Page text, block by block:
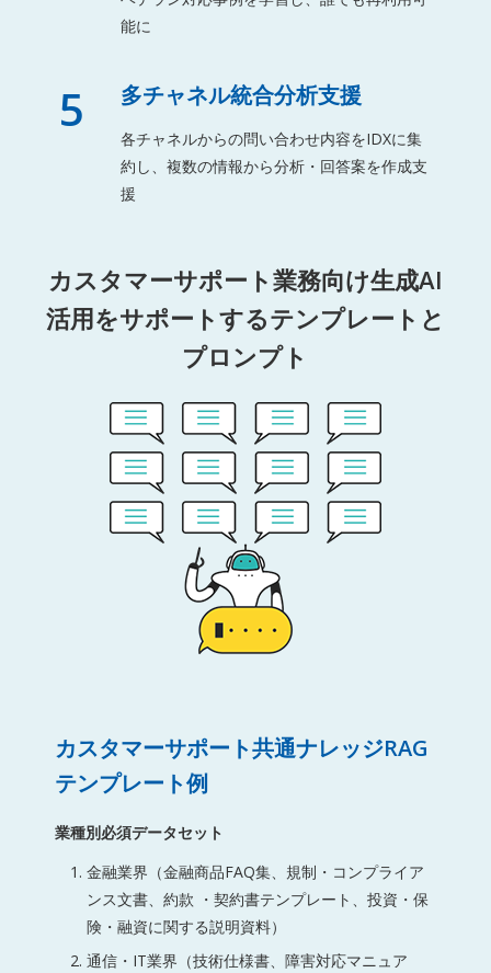
能に
5 多チャネル統合分析支援
各チャネルからの問い合わせ内容をIDXに集
約し、複数の情報から分析・回答案を作成支
援
カスタマーサポート業務向け生成AI
活用をサポートするテンプレートと
プロンプト
カスタマーサポート共通ナレッジRAG
テンプレート例
業種別必須データセット
金融業界（金融商品FAQ集、規制・コンプライア
ンス文書、約款 ・契約書テンプレート、投資・保
険・融資に関する説明資料）
通信・IT業界（技術仕様書、障害対応マニュア